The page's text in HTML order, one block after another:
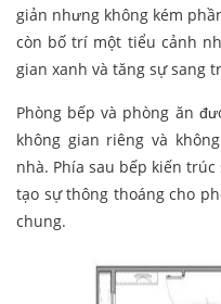
giản nhưng không kém
còn bố trí một tiểu cảnh
gian xanh và tăng sự sang
Phòng bếp và phòng ăn
không gian riêng và
nhà. Phía sau bếp kiến
tạo sự thông thoáng cho
chung.